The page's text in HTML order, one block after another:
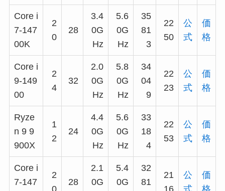
Core i
7-147
00K
2
0
28
3.4
0G
Hz
5.6
0G
Hz
35
81
3
22
50
公
式
価
格
Core i
9-149
00
2
4
32
2.0
0G
Hz
5.8
0G
Hz
34
04
9
22
23
公
式
価
格
Ryze
n 9 9
900X
1
2
24
4.4
0G
Hz
5.6
0G
Hz
33
18
4
22
53
公
式
価
格
Core i
7-147
2
0
28
2.1
0G
5.4
0G
32
81
21
16
公
式
価
格